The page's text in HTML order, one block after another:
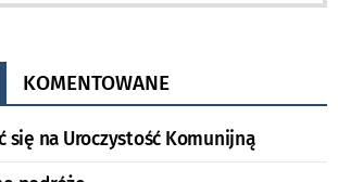
KOMENTOWANE
się na Uroczystość Komunijną